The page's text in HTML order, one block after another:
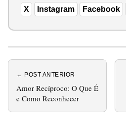
X Instagram Facebook
← POST ANTERIOR
Amor Recíproco: O Que É
e Como Reconhecer